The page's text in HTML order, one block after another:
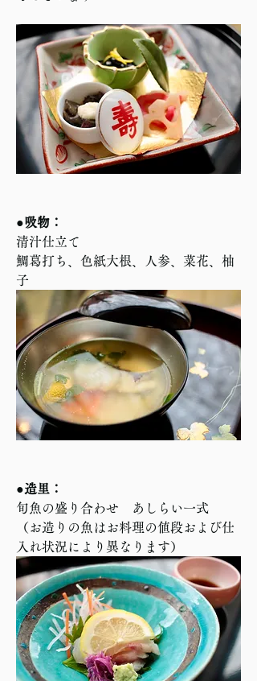
●吸物：
清汁仕立て
鯛葛打ち、色紙大根、人参、菜花、柚
子
●造里：
旬魚の盛り合わせ　あしらい一式
（お造りの魚はお料理の値段および仕
入れ状況により異なります）